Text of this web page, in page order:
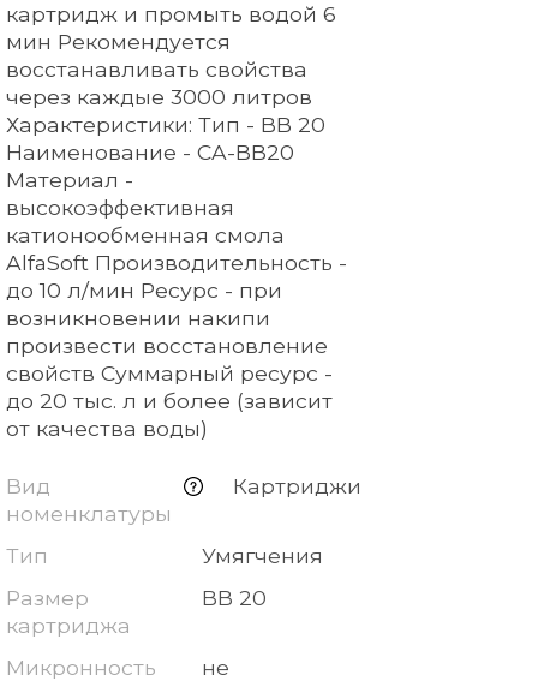
картридж и промыть водой 6
мин Рекомендуется
восстанавливать свойства
через каждые 3000 литров
Характеристики: Тип - BB 20
Наименование - CA-BB20
Материал -
высокоэффективная
катионообменная смола
AlfaSoft Производительность -
до 10 л/мин Ресурс - при
возникновении накипи
произвести восстановление
свойств Суммарный ресурс -
до 20 тыс. л и более (зависит
от качества воды)
Вид
номенклатуры
Картриджи
Тип
Умягчения
Размер
картриджа
BB 20
Микронность
не